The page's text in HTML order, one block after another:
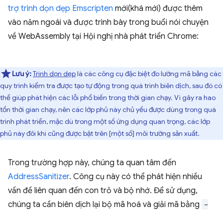
trợ trình dọn dẹp Emscripten mới(khá mới) được thêm
vào năm ngoái và được trình bày trong buổi nói chuyện
về WebAssembly tại Hội nghị nhà phát triển Chrome:
Lưu ý:Trình dọn dẹplà các công cụ đặc biệt đo lường mã bằng các
quy trình kiểm tra được tạo tự động trong quá trình biên dịch, sau đó có
thể giúp phát hiện các lỗi phổ biến trong thời gian chạy. Vì gây ra hao
tổn thời gian chạy, nên các lớp phủ này chủ yếu được dùng trong quá
trình phát triển, mặc dù trong một số ứng dụng quan trọng, các lớp
phủ này đôi khi cũng được bật trên [một số] môi trường sản xuất.
Trong trường hợp này, chúng ta quan tâm đến
AddressSanitizer. Công cụ này có thể phát hiện nhiều
vấn đề liên quan đến con trỏ và bộ nhớ. Để sử dụng,
chúng ta cần biên dịch lại bộ mã hoá và giải mã bằng -